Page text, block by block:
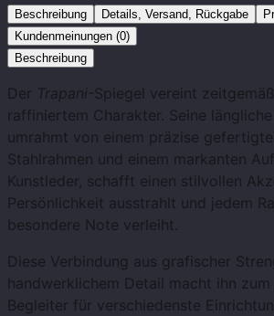
Beschreibung Details, Versand, Rückgabe
Kundenmeinungen (0)
Beschreibung
Der Trapani-Spiegel vereint
raffiniertem Charakter. Seine
umrahmt von einem präzise
Stahlrahmen und einem markanten
Kunstleder, schafft einen stilvollen
Persönlichkeit ausstrahlt und jedem
besondere Note verleiht.
Diese Verbindung aus grafischer
handwerklichem Detail macht ihn
Begleiter für verschiedenste